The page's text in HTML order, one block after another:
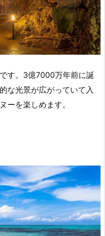
す。3億7000万年前に誕
な光景が広がっていて入
ーを楽しめます。